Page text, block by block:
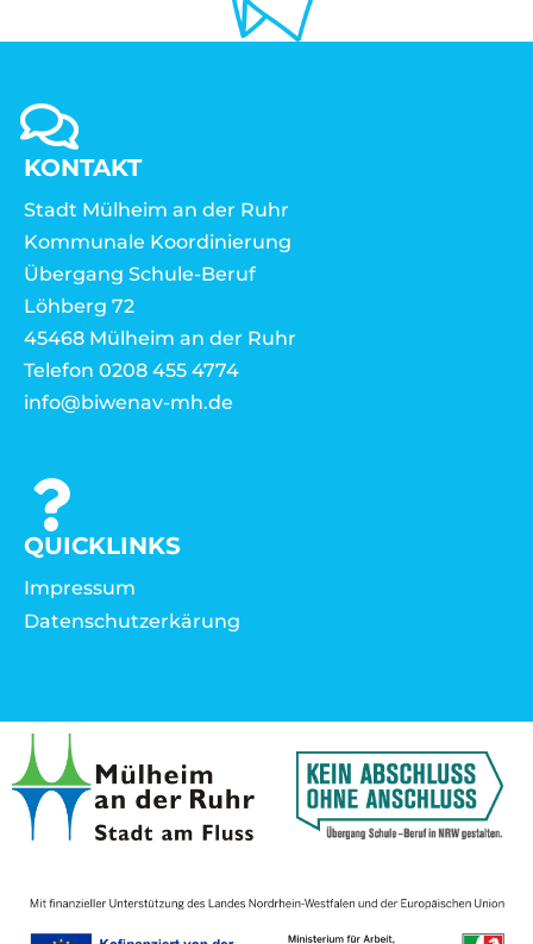
KONTAKT
Stadt Mülheim an der Ruhr
Kommunale Koordinierung
Übergang Schule-Beruf
Löhberg 72
45468 Mülheim an der Ruhr
Telefon 0208 455 4774
info@biwenav-mh.de
QUICKLINKS
Impressum
Datenschutzerkärung